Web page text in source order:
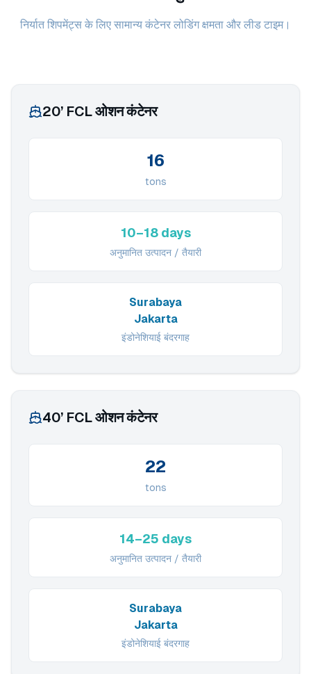
निर्यात शिपमेंट्स के लिए सामान्य कंटेनर लोडिंग क्षमता और लीड टाइम।
20’ FCL ओशन कंटेनर
16
tons
10–18 days
अनुमानित उत्पादन / तैयारी
Surabaya
Jakarta
इंडोनेशियाई बंदरगाह
40’ FCL ओशन कंटेनर
22
tons
14–25 days
अनुमानित उत्पादन / तैयारी
Surabaya
Jakarta
इंडोनेशियाई बंदरगाह